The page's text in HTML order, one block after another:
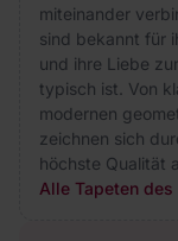
miteinander
sind bekannt für
und ihre Liebe
typisch ist. Von
modernen
zeichnen sich
höchste Qualität
Alle Tapeten